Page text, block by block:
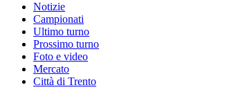
Notizie
Campionati
Ultimo turno
Prossimo turno
Foto e video
Mercato
Città di Trento